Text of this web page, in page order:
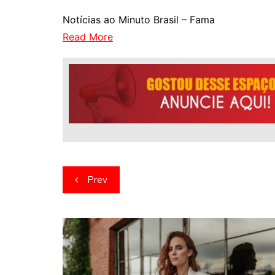
Notícias ao Minuto Brasil – Fama
Read More
Navegação
de
artigos
Prev